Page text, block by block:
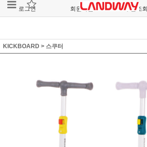
로그인 회원가입 주문조회
KICKBOARD > 스쿠터